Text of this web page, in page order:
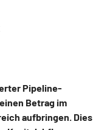
Pipeline-
Betrag im
aufbringen. Dies